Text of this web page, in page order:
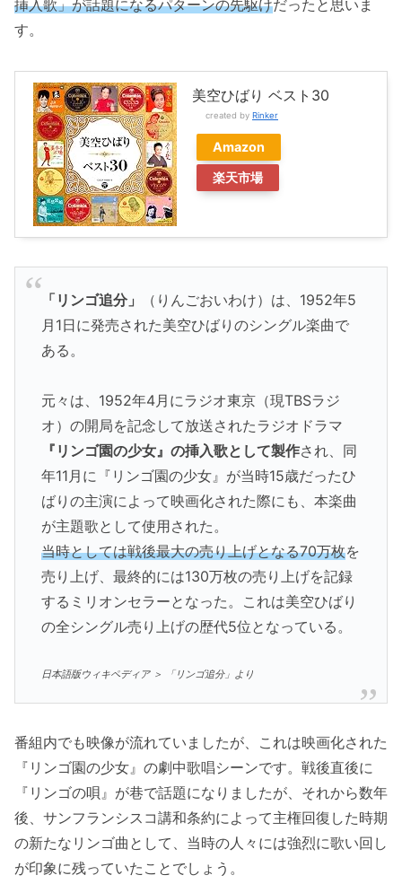
挿入歌」が話題になるパターンの先駆けだったと思いま
す。
美空ひばり ベスト30
created by Rinker
Amazon
楽天市場
「リンゴ追分」
（りんごおいわけ）は、1952年5
月1日に発売された美空ひばりのシングル楽曲で
ある。
元々は、1952年4月にラジオ東京（現TBSラジ
オ）の開局を記念して放送されたラジオドラマ
『リンゴ園の少女』の挿入歌として製作され、同
年11月に『リンゴ園の少女』が当時15歳だったひ
ばりの主演によって映画化された際にも、本楽曲
が主題歌として使用された。
当時としては戦後最大の売り上げとなる70万枚を
売り上げ、最終的には130万枚の売り上げを記録
するミリオンセラーとなった。これは美空ひばり
の全シングル売り上げの歴代5位となっている。
日本語版ウィキペディア ＞ 「リンゴ追分」より
番組内でも映像が流れていましたが、これは映画化された
『リンゴ園の少女』の劇中歌唱シーンです。戦後直後に
『リンゴの唄』が巷で話題になりましたが、それから数年
後、サンフランシスコ講和条約によって主権回復した時期
の新たなリンゴ曲として、当時の人々には強烈に歌い回し
が印象に残っていたことでしょう。